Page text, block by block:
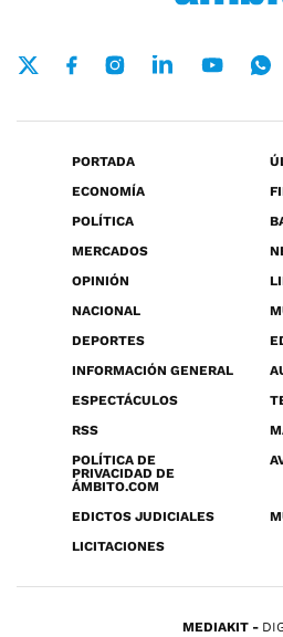
PORTADA
ECONOMÍA
POLÍTICA
MERCADOS
OPINIÓN
NACIONAL
DEPORTES
INFORMACIÓN GENERAL
ESPECTÁCULOS
RSS
POLÍTICA DE
PRIVACIDAD DE
ÁMBITO.COM
EDICTOS JUDICIALES
LICITACIONES
MEDIAKIT